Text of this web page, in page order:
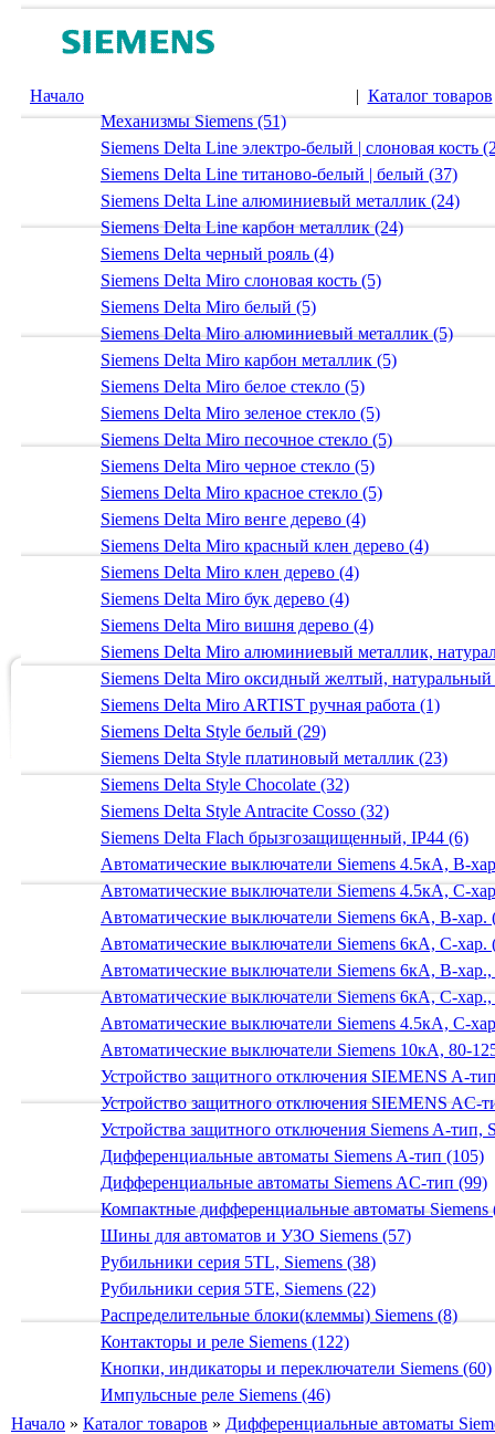
Начало | Каталог товаров
Механизмы Siemens (51)
Siemens Delta Line электро-белый | слоновая кость
Siemens Delta Line титаново-белый | белый (37)
Siemens Delta Line алюминиевый металлик (24)
Siemens Delta Line карбон металлик (24)
Siemens Delta черный рояль (4)
Siemens Delta Miro слоновая кость (5)
Siemens Delta Miro белый (5)
Siemens Delta Miro алюминиевый металлик (5)
Siemens Delta Miro карбон металлик (5)
Siemens Delta Miro белое стекло (5)
Siemens Delta Miro зеленое стекло (5)
Siemens Delta Miro песочное стекло (5)
Siemens Delta Miro черное стекло (5)
Siemens Delta Miro красное стекло (5)
Siemens Delta Miro венге дерево (4)
Siemens Delta Miro красный клен дерево (4)
Siemens Delta Miro клен дерево (4)
Siemens Delta Miro бук дерево (4)
Siemens Delta Miro вишня дерево (4)
Siemens Delta Miro алюминиевый металлик,
Siemens Delta Miro оксидный желтый,
Siemens Delta Miro ARTIST ручная работа (1)
Siemens Delta Style белый (29)
Siemens Delta Style платиновый металлик (23)
Siemens Delta Style Chocolate (32)
Siemens Delta Style Antracite Cosso (32)
Siemens Delta Flach брызгозащищенный, IP44 (6)
Автоматические выключатели Siemens 4.5кА, B-
Автоматические выключатели Siemens 4.5кА, C-
Автоматические выключатели Siemens 6кА, B-хар.
Автоматические выключатели Siemens 6кА, С-хар.
Автоматические выключатели Siemens 6кА, B-
Автоматические выключатели Siemens 6кА, C-
Автоматические выключатели Siemens 4.5кА, C-
Автоматические выключатели Siemens 10кА, 80-
Устройство защитного отключения SIEMENS A-
Устройство защитного отключения SIEMENS AС-
Устройства защитного отключения Siemens A-тип,
Дифференциальные автоматы Siemens A-тип (105)
Дифференциальные автоматы Siemens AС-тип (99)
Компактные дифференциальные автоматы Siemens
Шины для автоматов и УЗО Siemens (57)
Рубильники серия 5TL, Siemens (38)
Рубильники серия 5TE, Siemens (22)
Распределительные блоки(клеммы) Siemens (8)
Контакторы и реле Siemens (122)
Кнопки, индикаторы и переключатели Siemens (60)
Импульсные реле Siemens (46)
Начало » Каталог товаров » Дифференциальные автоматы